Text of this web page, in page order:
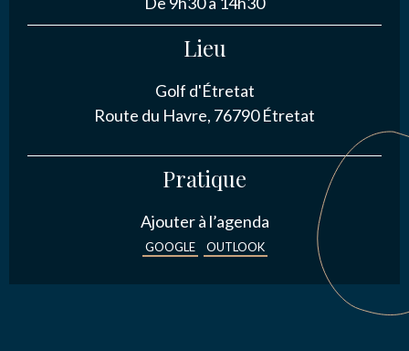
Lieu
Golf d'Étretat
Route du Havre, 76790 Étretat
Pratique
Ajouter à l’agenda
GOOGLE OUTLOOK
NOUS CONTACTER
J’autorise l'association ASS SPORTIVE GOLF
ETRETAT à enregistrer mes données.